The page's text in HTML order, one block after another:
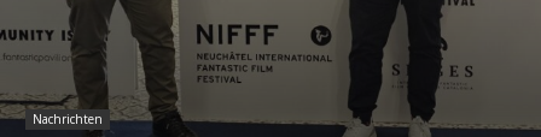
Nachrichten